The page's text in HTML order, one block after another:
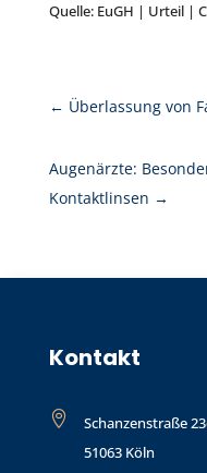
Quelle: EuGH | Urteil |
← Überlassung von
Augenärzte:
Kontaktlinsen →
Kontakt

Schanzenstraße
51063 Köln